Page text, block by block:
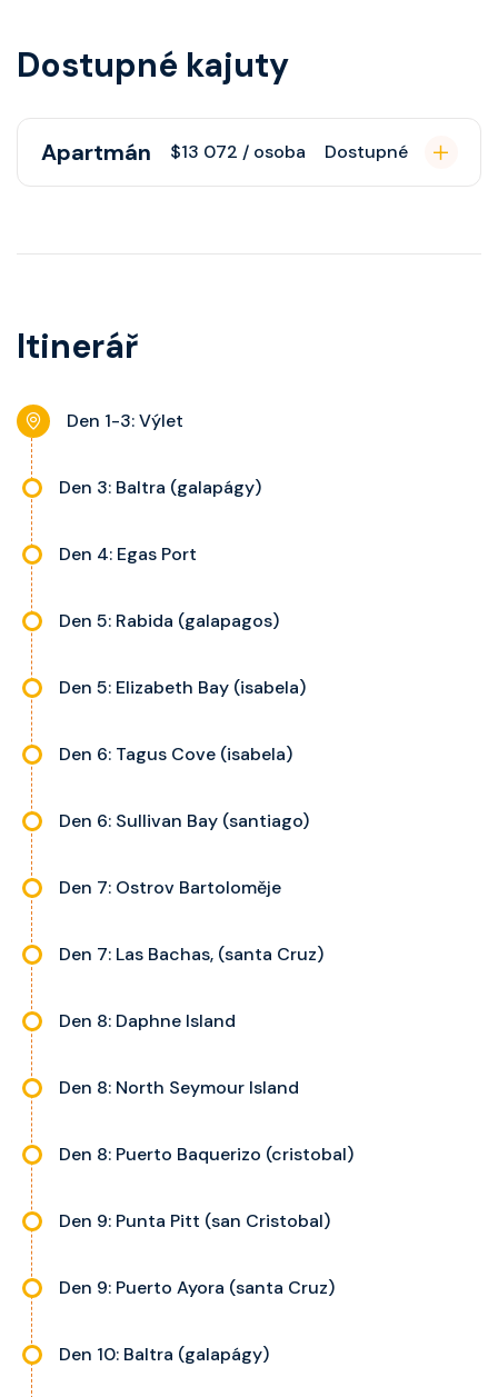
Dostupné kajuty
Apartmán $13 072 / osoba Dostupné
pohovku či více ložnicí podle
nastavitelnou klimatizaci,
noční stolky, trezor a balkon s
výhledem, velikost kajuty a balkonu
Itinerář
Den 1-3: Výlet
Den 3: Baltra (galapágy)
Den 4: Egas Port
Den 5: Rabida (galapagos)
Den 5: Elizabeth Bay (isabela)
Den 6: Tagus Cove (isabela)
Den 6: Sullivan Bay (santiago)
Den 7: Ostrov Bartoloměje
Den 7: Las Bachas, (santa Cruz)
Den 8: Daphne Island
Den 8: North Seymour Island
Den 8: Puerto Baquerizo (cristobal)
Den 9: Punta Pitt (san Cristobal)
Den 9: Puerto Ayora (santa Cruz)
Den 10: Baltra (galapágy)